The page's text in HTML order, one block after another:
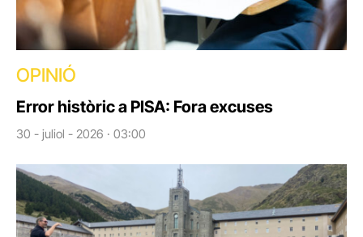
OPINIÓ
Error històric a PISA: Fora excuses
30 - juliol - 2026 · 03:00